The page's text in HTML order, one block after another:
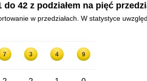
42 z podziałem na pięć
w przedziałach. W statystyce
7 3 4 9